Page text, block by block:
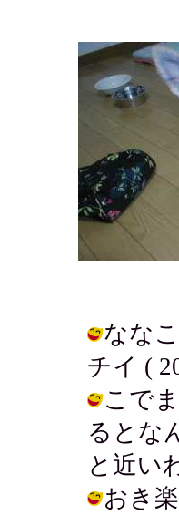
なな
チイ (
こで
るとな
と近い
おき